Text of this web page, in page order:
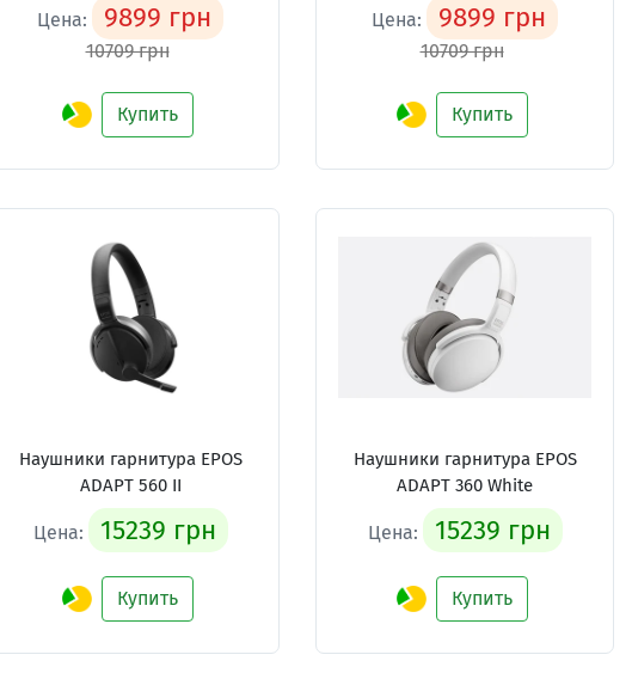
Цена: 9899 грн
10709 грн
Купить
Цена: 9899 грн
10709 грн
Купить
Наушники гарнитура EPOS
ADAPT 560 II
Цена: 15239 грн
Купить
Наушники гарнитура EPOS
ADAPT 360 White
Цена: 15239 грн
Купить